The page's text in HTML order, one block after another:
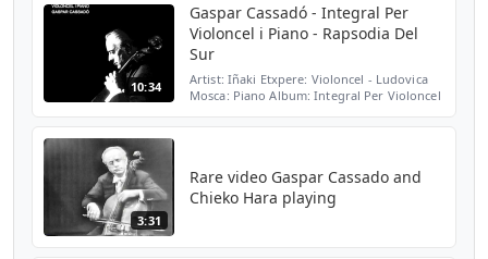
10:34
Gaspar Cassadó - Integral Per
Violoncel i Piano - Rapsodia Del
Sur
Artist: Iñaki Etxpere: Violoncel - Ludovica
Mosca: Piano Album: Integral Per Violoncel
3:31
Rare video Gaspar Cassado and
Chieko Hara playing